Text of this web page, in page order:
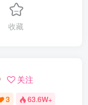
收藏
关注
3 63.6W+